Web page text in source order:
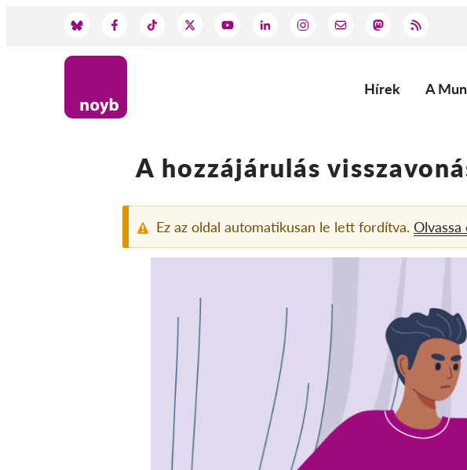
Main
Hírek A
A hozzájárulás
Ez az oldal automatikusan le lett fordítva.